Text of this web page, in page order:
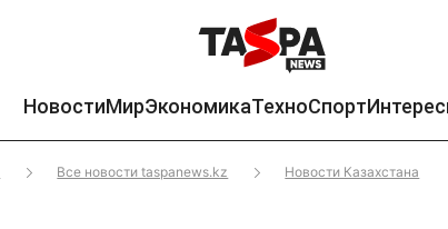
НовостиМирЭкономикаТехноСпорт
Все новости taspanews.kz Новости Казахстана